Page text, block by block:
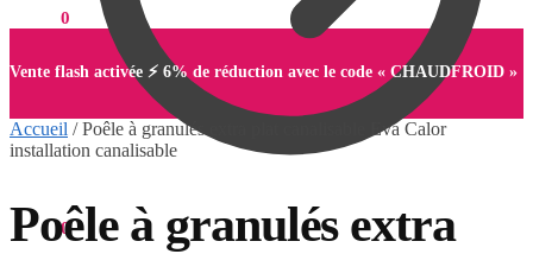
0,00€ 0
0
Vente flash activée ⚡ 6% de réduction avec le code « CHAUDFROID »
Accueil /Poêle à granulés extra plat canalisable Eva Calor
installation canalisable
Poêle à granulés extra